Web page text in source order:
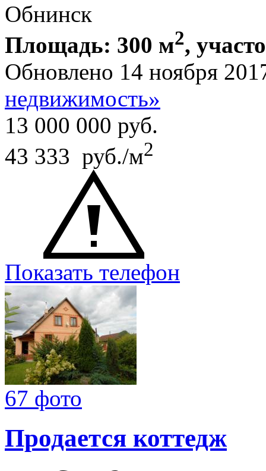
Обнинск
Площадь: 300 м2,
Обновлено 14 ноября
недвижимость»
13 000 000 руб.
43 333 руб./м2
Показать телефон
67 фото
Продается коттедж